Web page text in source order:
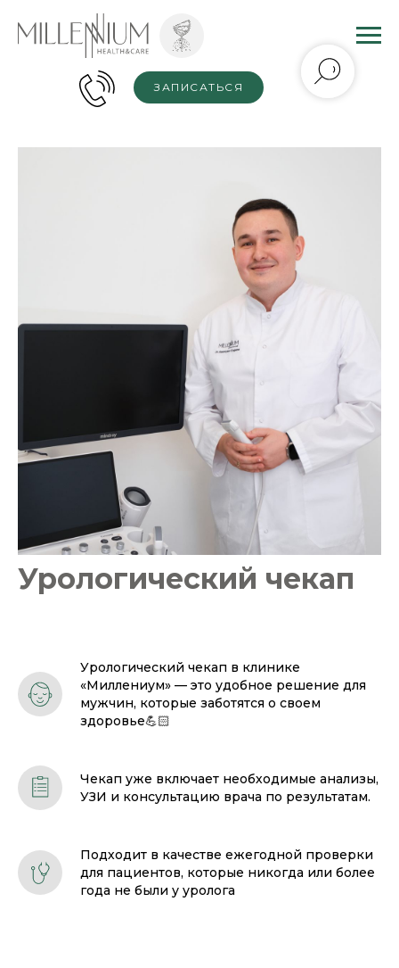
ЗАПИСАТЬСЯ
Урологический чекап
Урологический чекап в клинике
«Миллениум» — это удобное решение для
мужчин, которые заботятся о своем
здоровье💪🏻
Чекап уже включает необходимые анализы,
УЗИ и консультацию врача по результатам.
Подходит в качестве ежегодной проверки
для пациентов, которые никогда или более
года не были у уролога